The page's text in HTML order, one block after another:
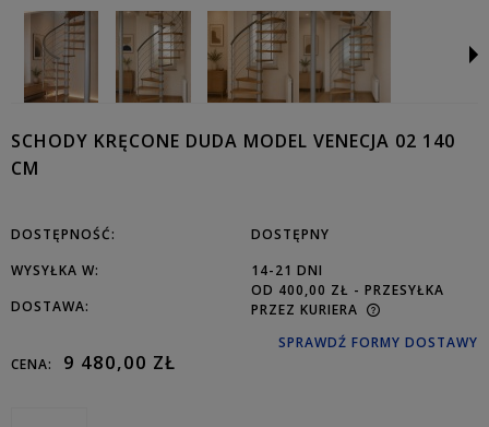
SCHODY KRĘCONE DUDA MODEL VENECJA 02 140
CM
DOSTĘPNOŚĆ:
DOSTĘPNY
WYSYŁKA W:
14-21 DNI
DOSTAWA:
OD 400,00 ZŁ - PRZESYŁKA
PRZEZ KURIERA
SPRAWDŹ FORMY DOSTAWY
CENA:
9 480,00 ZŁ